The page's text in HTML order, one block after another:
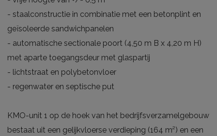
- staalconstructie in combinatie met een betonplint en
geïsoleerde sandwichpanelen
- automatische sectionale poort (4,50 m B x 4,20 m H)
met aparte toegangsdeur met glaspartij
- lichtstraat en polybetonvloer
- regenwater en septische put
KMO-unit 1 op de hoek van het bedrijfsverzamelgebouw
bestaat uit een gelijkvloerse verdieping (164 m²) en een